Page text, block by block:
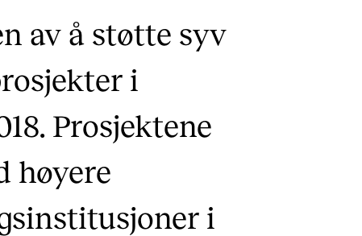
av å støtte syv
i
Prosjektene
høyere
i